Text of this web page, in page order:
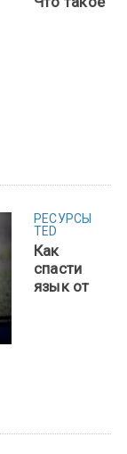
РЕСУРСЫ
TED
Как
спасти
язык от